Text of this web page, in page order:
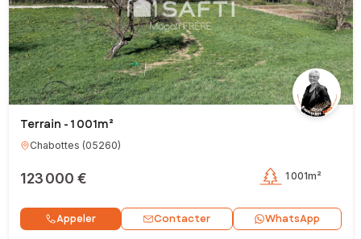
Terrain - 1 001m²
Chabottes (05260)
123 000 € 1 001m²
Appeler Contacter WhatsApp